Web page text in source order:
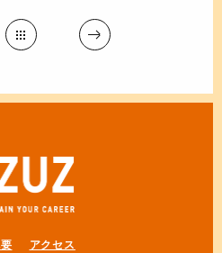
アクセス